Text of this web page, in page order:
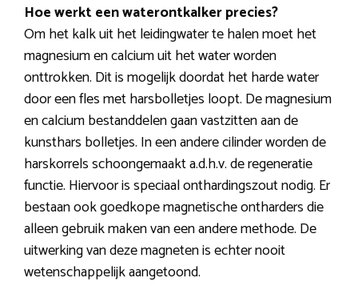
Hoe werkt een waterontkalker precies?
Om het kalk uit het leidingwater te halen moet het
magnesium en calcium uit het water worden
onttrokken. Dit is mogelijk doordat het harde water
door een fles met harsbolletjes loopt. De magnesium
en calcium bestanddelen gaan vastzitten aan de
kunsthars bolletjes. In een andere cilinder worden de
harskorrels schoongemaakt a.d.h.v. de regeneratie
functie. Hiervoor is speciaal onthardingszout nodig. Er
bestaan ook goedkope magnetische ontharders die
alleen gebruik maken van een andere methode. De
uitwerking van deze magneten is echter nooit
wetenschappelijk aangetoond.